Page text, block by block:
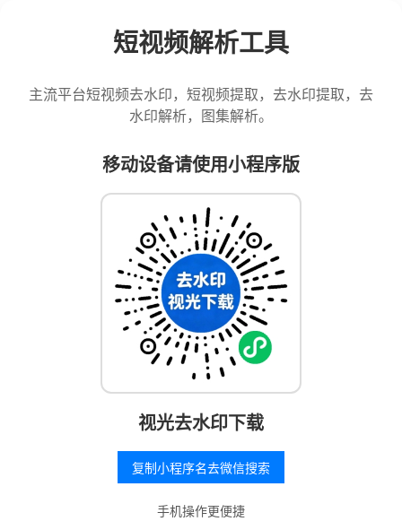
短视频解析工具
主流平台短视频去水印，短视频提取，去水印提取，去
水印解析，图集解析。
移动设备请使用小程序版
视光去水印下载
复制小程序名去微信搜索
手机操作更便捷